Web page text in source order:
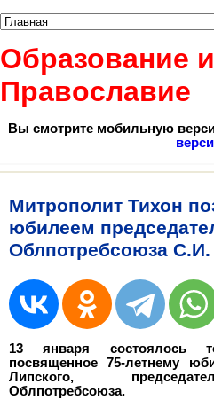
Образование и
Православие
Вы смотрите мобильную
Митрополит Тихон
юбилеем
Облпотребсоюза С.И.
13 января состоялось
посвященное 75-летнему
Липского,
Облпотребсоюза.